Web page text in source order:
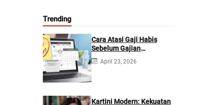
Trending
Cara Atasi Gaji Habis
Sebelum Gajian
Berikutnya
April 23, 2026
Kartini Modern: Kekuatan